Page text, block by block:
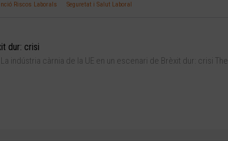
Riscos Laborals Seguretat i Salut Laboral
dur: crisi
indústria càrnia de la UE en un escenari de Brèxit dur: crisi The